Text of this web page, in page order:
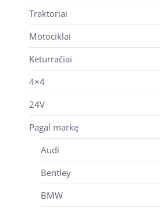
Traktoriai
Motociklai
Keturračiai
4×4
24V
Pagal markę
Audi
Bentley
BMW